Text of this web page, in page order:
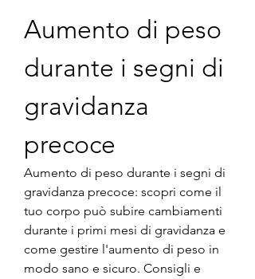
Aumento di peso
durante i segni di
gravidanza
precoce
Aumento di peso durante i segni di
gravidanza precoce: scopri come il
tuo corpo può subire cambiamenti
durante i primi mesi di gravidanza e
come gestire l'aumento di peso in
modo sano e sicuro. Consigli e